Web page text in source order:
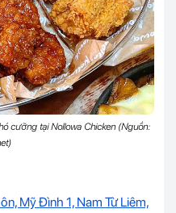
cưỡng tại Nollowa Chicken (Nguồn:
Mỹ Đình 1, Nam Từ Liêm,